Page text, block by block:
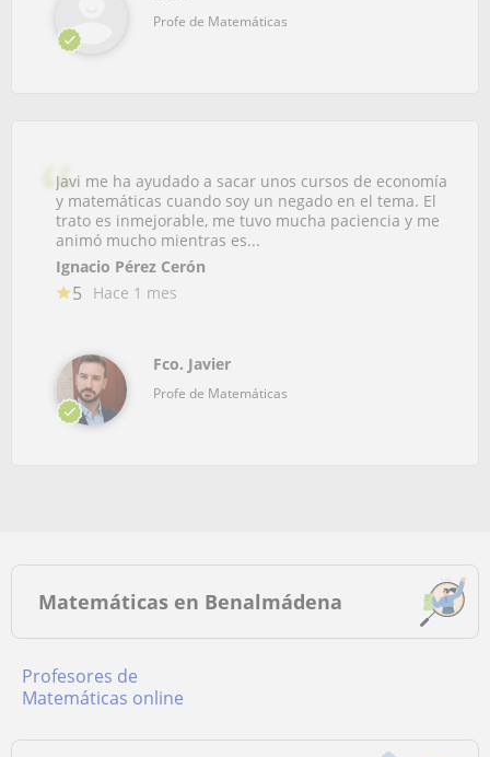
Profe de Matemáticas
Javi me ha ayudado a sacar unos cursos de economía
y matemáticas cuando soy un negado en el tema. El
trato es inmejorable, me tuvo mucha paciencia y me
animó mucho mientras es...
Ignacio Pérez Cerón
5 Hace 1 mes
Fco. Javier
Profe de Matemáticas
Matemáticas en Benalmádena
Profesores de
Matemáticas online